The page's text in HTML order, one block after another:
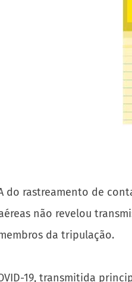
do rastreamento de
não revelou
da tripulação.
19, transmitida